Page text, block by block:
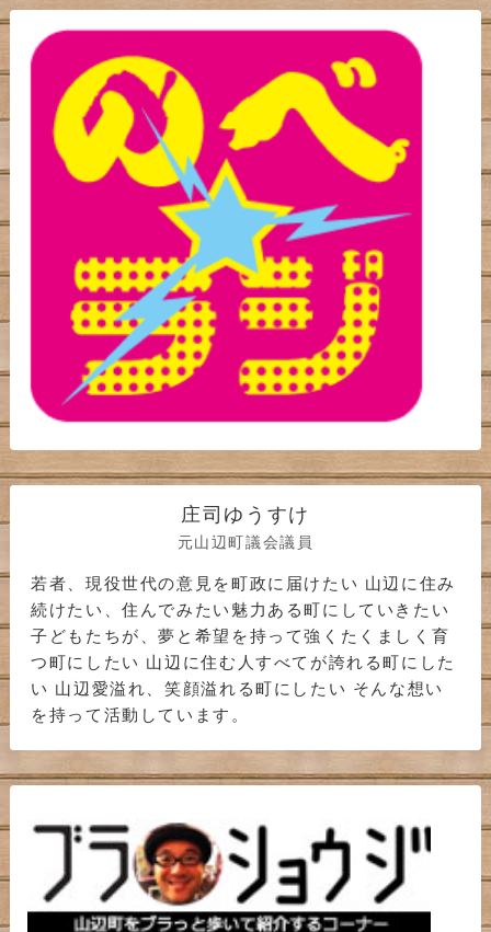
庄司ゆうすけ
元山辺町議会議員
若者、現役世代の意見を町政に届けたい 山辺に住み
続けたい、住んでみたい魅力ある町にしていきたい
子どもたちが、夢と希望を持って強くたくましく育
つ町にしたい 山辺に住む人すべてが誇れる町にした
い 山辺愛溢れ、笑顔溢れる町にしたい そんな想い
を持って活動しています。